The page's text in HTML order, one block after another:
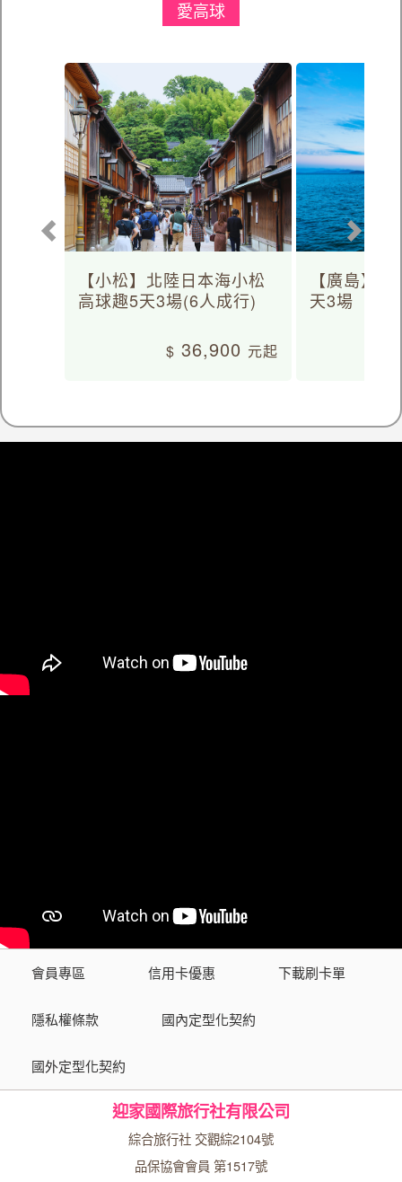
愛高球
【小松】北陸日本海小松
高球趣5天3場(6人成行)
36,900
【廣島】
天3場
會員專區 信用卡優惠 下載刷卡單
隱私權條款 國內定型化契約
國外定型化契約
迎家國際旅行社有限公司
綜合旅行社 交觀綜2104號
品保協會會員 第1517號